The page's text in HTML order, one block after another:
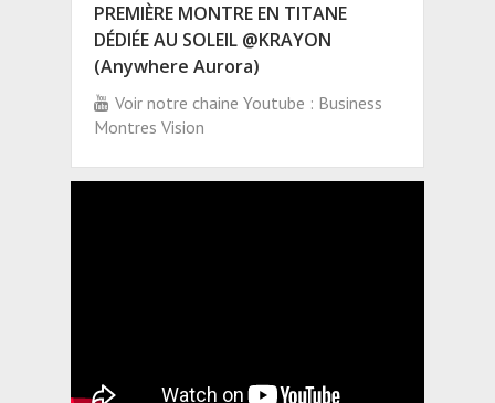
PREMIÈRE MONTRE EN TITANE
DÉDIÉE AU SOLEIL @KRAYON
(Anywhere Aurora)
Voir notre chaine Youtube : Business
Montres Vision